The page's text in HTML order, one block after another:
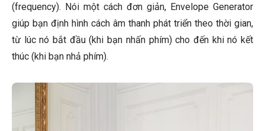
(frequency). Nói một cách đơn giản, Envelope Generator
giúp bạn định hình cách âm thanh phát triển theo thời gian,
từ lúc nó bắt đầu (khi bạn nhấn phím) cho đến khi nó kết
thúc (khi bạn nhả phím).